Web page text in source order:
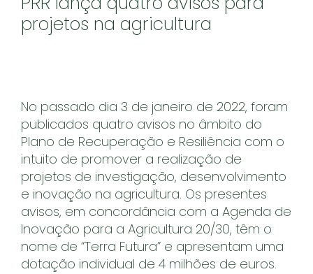
projetos na agricultura
No passado dia 3 de janeiro de 2022, foram
publicados quatro avisos no âmbito do
Plano de Recuperação e Resiliência com o
intuito de promover a realização de
projetos de investigação, desenvolvimento
e inovação na agricultura. Os presentes
avisos, em concordância com a Agenda de
Inovação para a Agricultura 20/30, têm o
nome de “Terra Futura” e apresentam uma
dotação individual de 4 milhões de euros.